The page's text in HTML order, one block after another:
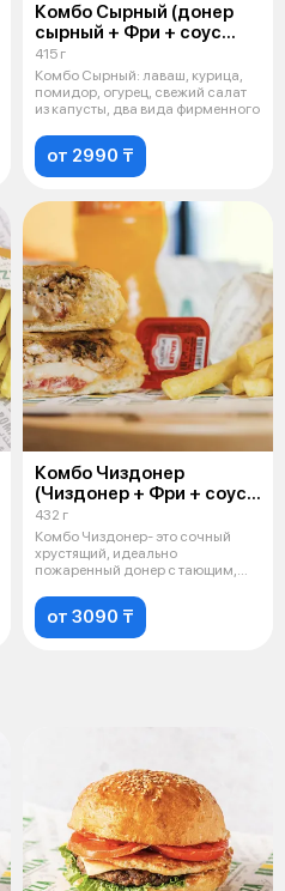
Комбо Сырный (донер
сырный + Фри + соус
+ Напиток 0,5 на выбор)
415 г
Комбо Сырный: лаваш, курица,
помидор, огурец, свежий салат
из капусты, два вида фирменного
от 2990 ₸
Комбо Чиздонер
(Чиздонер + Фри + соус
+ Напиток 0,5 на выбор)
432 г
Комбо Чиздонер- это сочный
хрустящий, идеально
пожаренный донер с тающим,
от 3090 ₸